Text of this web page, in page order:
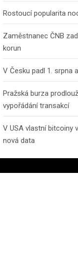
Rostoucí popularita
Zaměstnanec ČNB
korun
V Česku padl 1. srpna
Pražská burza
vypořádání transakcí
V USA vlastní bitcoiny
nová data